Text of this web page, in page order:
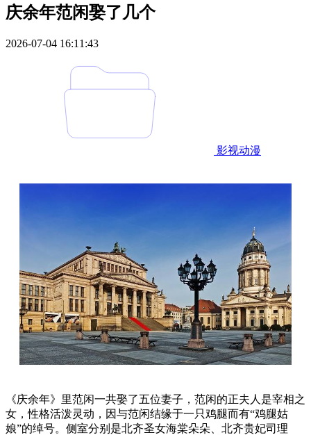
庆余年范闲娶了几个
2026-07-04 16:11:43
影视动漫
《庆余年》里范闲一共娶了五位妻子，范闲的正夫人是宰相之
女，性格活泼灵动，因与范闲结缘于一只鸡腿而有“鸡腿姑
娘”的绰号。侧室分别是北齐圣女海棠朵朵、北齐贵妃司理